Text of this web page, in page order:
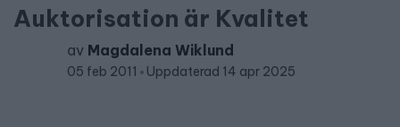
Auktorisation är Kvalitet
av Magdalena Wiklund
05 feb 2011 Uppdaterad 14 apr 2025